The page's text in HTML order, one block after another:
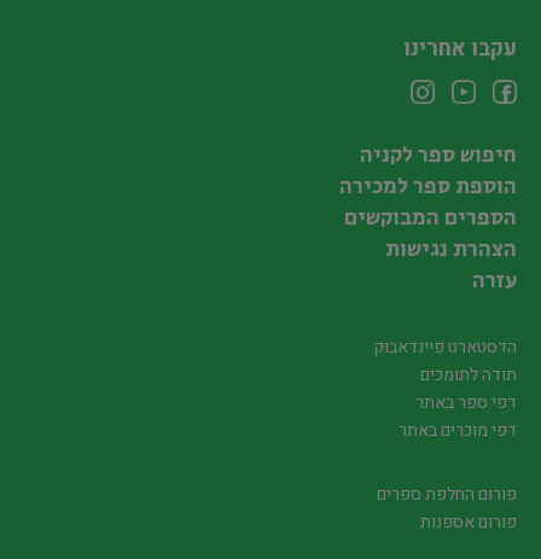
עקבו אחרינו
חיפוש ספר לקניה
הוספת ספר למכירה
הספרים המבוקשים
הצהרת נגישות
עזרה
הדסטארט פיינדאבוק
תודה לתומכים
דפי ספר באתר
דפי מוכרים באתר
פורום החלפת ספרים
פורום אספנות